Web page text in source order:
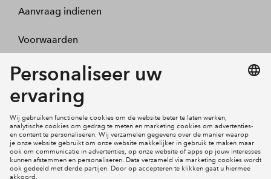
Aanvraag indienen
Voorwaarden
Projecten
Inloggen